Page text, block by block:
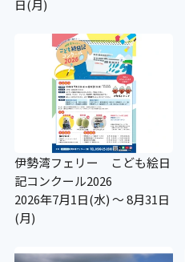
日(月)
伊勢湾フェリー こども絵日
記コンクール2026
2026年7月1日(水) ～ 8月31日
(月)